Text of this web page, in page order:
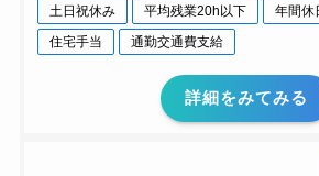
土日祝休み 平均残業20h以下
年間休
住宅手当
通勤交通費支給
詳細をみてみる